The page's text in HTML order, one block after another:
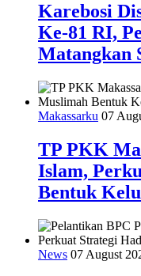
Karebosi
Ke-81 RI,
Matangkan
Makassarku 07
TP PKK
Islam,
Bentuk
News 07 August